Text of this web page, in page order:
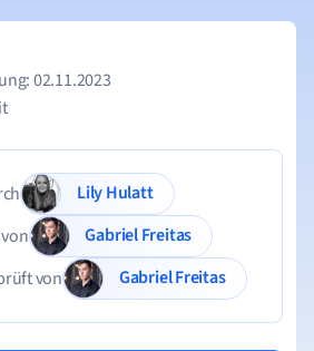
02.11.2023
Lily Hulatt
Gabriel Freitas
von
Gabriel Freitas